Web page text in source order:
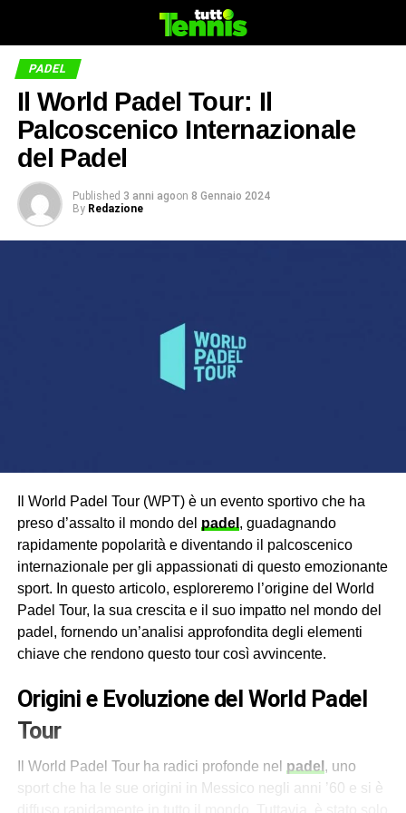
PADEL
Il World Padel Tour: Il
Palcoscenico Internazionale
del Padel
Published 3 anni agoon 8 Gennaio 2024
By Redazione
Il World Padel Tour (WPT) è un evento sportivo che ha
preso d’assalto il mondo del padel , guadagnando
rapidamente popolarità e diventando il palcoscenico
internazionale per gli appassionati di questo emozionante
sport. In questo articolo, esploreremo l’origine del World
Padel Tour, la sua crescita e il suo impatto nel mondo del
padel, fornendo un’analisi approfondita degli elementi
chiave che rendono questo tour così avvincente.
Origini e Evoluzione del World Padel
Tour
Il World Padel Tour ha radici profonde nel padel, uno
sport che ha le sue origini in Messico negli anni ’60 e si è